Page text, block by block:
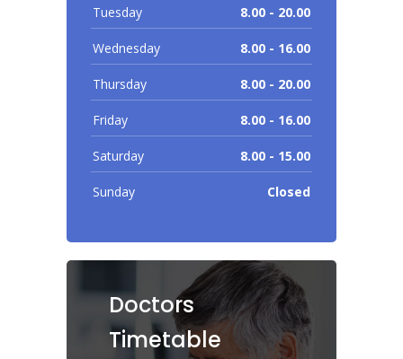
Tuesday 8.00 - 20.00
Wednesday 8.00 - 16.00
Thursday 8.00 - 20.00
Friday 8.00 - 16.00
Saturday 8.00 - 15.00
Sunday Closed
Doctors
Timetable